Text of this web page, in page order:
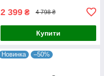
2 399 ₴ 4 798 ₴
Купити
Новинка –50%